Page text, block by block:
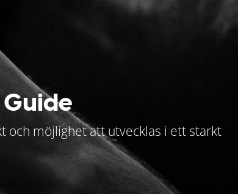
och möjlighet att utvecklas i ett starkt